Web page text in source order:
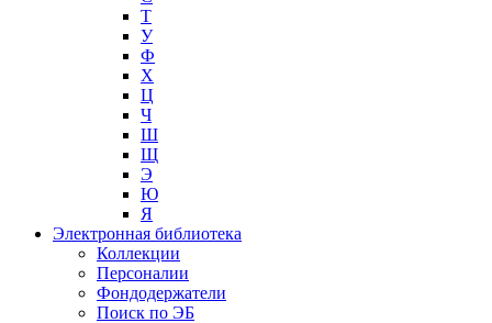
Т
У
Ф
Х
Ц
Ч
Ш
Щ
Э
Ю
Я
Электронная библиотека
Коллекции
Персоналии
Фондодержатели
Поиск по ЭБ